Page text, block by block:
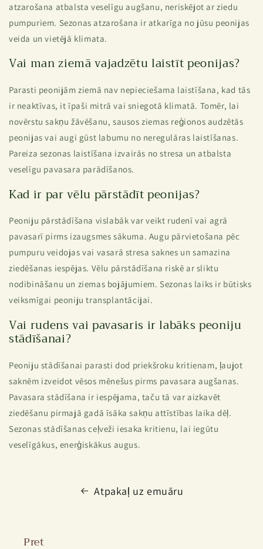
atzarošana atbalsta veselīgu augšanu, neriskējot ar ziedu
pumpuriem. Sezonas atzarošana ir atkarīga no jūsu peonijas
veida un vietējā klimata.
Vai man ziemā vajadzētu laistīt peonijas?
Parasti peonijām ziemā nav nepieciešama laistīšana, kad tās
ir neaktīvas, it īpaši mitrā vai sniegotā klimatā. Tomēr, lai
novērstu sakņu žāvēšanu, sausos ziemas reģionos audzētās
peonijas vai augi gūst labumu no neregulāras laistīšanas.
Pareiza sezonas laistīšana izvairās no stresa un atbalsta
veselīgu pavasara parādīšanos.
Kad ir par vēlu pārstādīt peonijas?
Peoniju pārstādīšana vislabāk var veikt rudenī vai agrā
pavasarī pirms izaugsmes sākuma. Augu pārvietošana pēc
pumpuru veidojas vai vasarā stresa saknes un samazina
ziedēšanas iespējas. Vēlu pārstādīšana riskē ar sliktu
nodibināšanu un ziemas bojājumiem. Sezonas laiks ir būtisks
veiksmīgai peoniju transplantācijai.
Vai rudens vai pavasaris ir labāks peoniju
stādīšanai?
Peoniju stādīšanai parasti dod priekšroku kritienam, ļaujot
saknēm izveidot vēsos mēnešus pirms pavasara augšanas.
Pavasara stādīšana ir iespējama, taču tā var aizkavēt
ziedēšanu pirmajā gadā īsāka sakņu attīstības laika dēļ.
Sezonas stādīšanas ceļveži iesaka kritienu, lai iegūtu
veselīgākus, enerģiskākus augus.
Atpakaļ uz emuāru
Pret